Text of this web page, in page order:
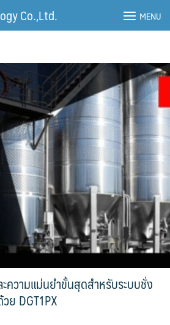
Co.,Ltd. MENU
ะความแม่นยำขั้นสุดสำหรับระบบชั่ง
ย DGT1PX